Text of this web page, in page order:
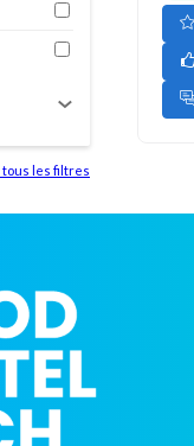
tous les filtres